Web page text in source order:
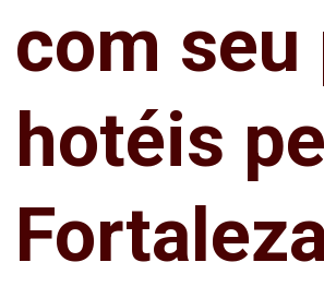
com
hotéis
com
hotéis